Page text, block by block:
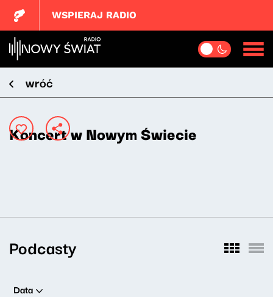
WSPIERAJ RADIO
wróć
Koncert w Nowym Świecie
Podcasty
Data